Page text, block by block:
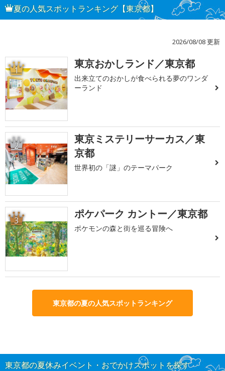
夏の人気スポットランキング【東京都】
2026/08/08 更新
1 東京おかしランド／東京都
出来立てのおかしが食べられる夢のワンダ
ーランド
2
東京ミステリーサーカス／東
京都
世界初の「謎」のテーマパーク
3 ポケパーク カントー／東京都
ポケモンの森と街を巡る冒険へ
東京都の夏の人気スポットランキング
東京都の夏休みイベント・おでかけスポットを探す